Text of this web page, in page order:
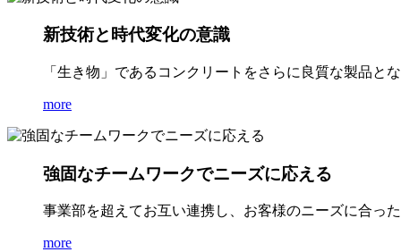
新技術と時代変化の意識
「生き物」であるコンクリートをさらに良質な製品と
more
強固なチームワークでニーズに応える
事業部を超えてお互い連携し、お客様のニーズに合っ
more